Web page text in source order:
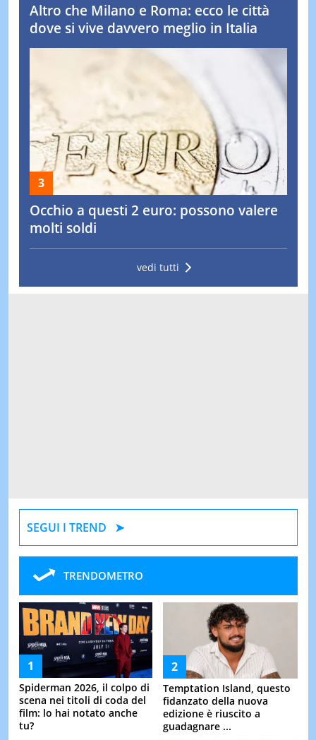
Altro che Milano e Roma: ecco le città
dove si vive davvero meglio in Italia
Occhio a questi 2 euro: possono valere
molti soldi
vedi tutti
SEGUI I TREND
TRENDOMETRO
Spiderman 2026, il colpo di
scena nei titoli di coda del
film: lo hai notato anche
tu?
Temptation Island, questo
fidanzato della nuova
edizione è riuscito a
guadagnare ...